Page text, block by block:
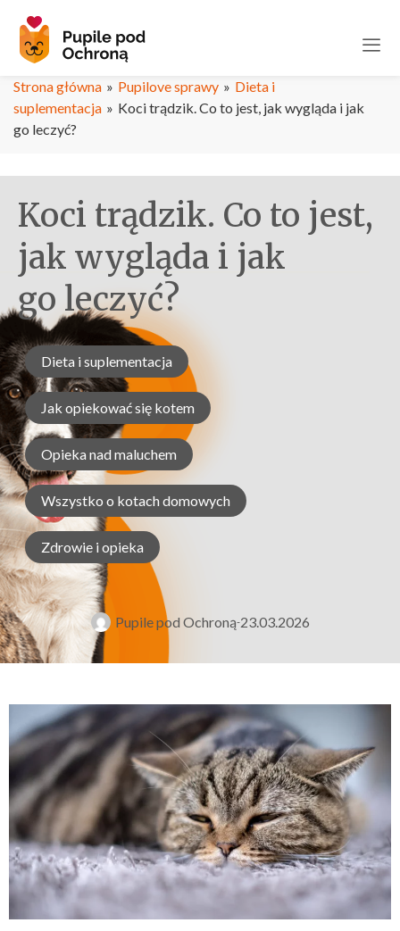
Strona główna » Pupilove sprawy » Dieta i
suplementacja » Koci trądzik. Co to jest, jak wygląda i jak
go leczyć?
Koci trądzik. Co to jest,
jak wygląda i jak
go leczyć?
Dieta i suplementacja
Jak opiekować się kotem
Opieka nad maluchem
Wszystko o kotach domowych
Zdrowie i opieka
Pupile pod Ochroną 23.03.2026